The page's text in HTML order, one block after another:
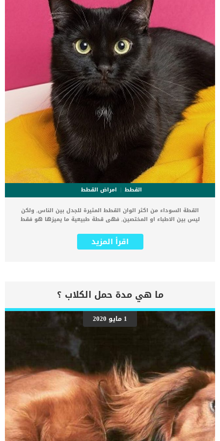
الوفاة. _المرحلة الاولى, تظهر ان الكلب معرض لخطر الإصابة بسرطان
القلب ، ولكن ليس لديه أعراض ولا تغييرات في القلب. _المرحلة
الثانية,يعاني الكلب […]
القطط
امراض القطط
القطة السوداء من اكثر الوان القطط المثيرة للجدل بين الناس, ولكن
ليس بين الاطباء او المختصين, فهى قطة طبيعية ما يميزها هو فقط
يحتوى معطفة على اللون الاسود الى جانب القطط السوداء تماما. دعنا
نخبرك ان المطعف الاسود فى القطط يعتبر الاكثر شيوعا بين الوان القطط
الجين ، واحدة من الأم والأخرى من الأب. إذا كان أحد هذه الجينات يرمز
للفراء الأسود ، فسيكون القط أسود. مميزات القطة السوداء عن غيرها
_تسمح المعاطف السوداء للقطط بالاندماج بشكل أفضل في الليل
ومطاردة فرائسها بشكل غير واضح. هذه الميزة سمحت للقطة بالتكاثر
بشكل افضل والتمتع بصحة جيدة منذ القدم وحتى الان. _تلاشت الشائعات
القديمة حول القطط السوداء وانها دليل على التشاؤم وانها قليلة التبنى
واصبح هذا الامر غير صحيح الان. اقرأ ايضا: تربية القطط الشيرازي والعناية
بها ان شيوع القطط ذو الفراء الاسود ووجودها بكثرة فى الشلاتر ومنازل
تربية القطط يجعلها اكثر عرضة للتبنى. _كما هو الحال […]
اقرأ المزيد
ما هي مدة حمل الكلاب ؟
1 مايو 2020